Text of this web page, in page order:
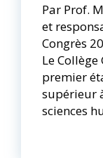
Par Prof.
et
Congrès
Le Collège
premier
supérieur
sciences